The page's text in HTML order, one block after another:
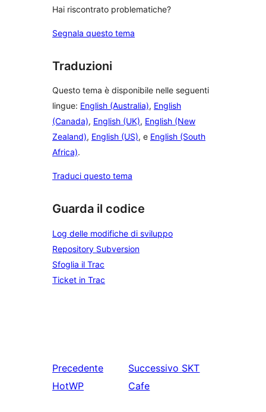
Hai riscontrato problematiche?
Segnala questo tema
Traduzioni
Questo tema è disponibile nelle seguenti
lingue: English (Australia), English
(Canada), English (UK), English (New
Zealand), English (US), e English (South
Africa).
Traduci questo tema
Guarda il codice
Log delle modifiche di sviluppo
Repository Subversion
Sfoglia il Trac
Ticket in Trac
Precedente
HotWP
Successivo SKT
Cafe